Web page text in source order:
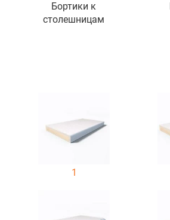
Бортики к
столешницам
1